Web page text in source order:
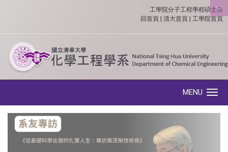
:::
工學院分子工程學程碩士班
回首頁
清大首頁 工學院首頁
MENU